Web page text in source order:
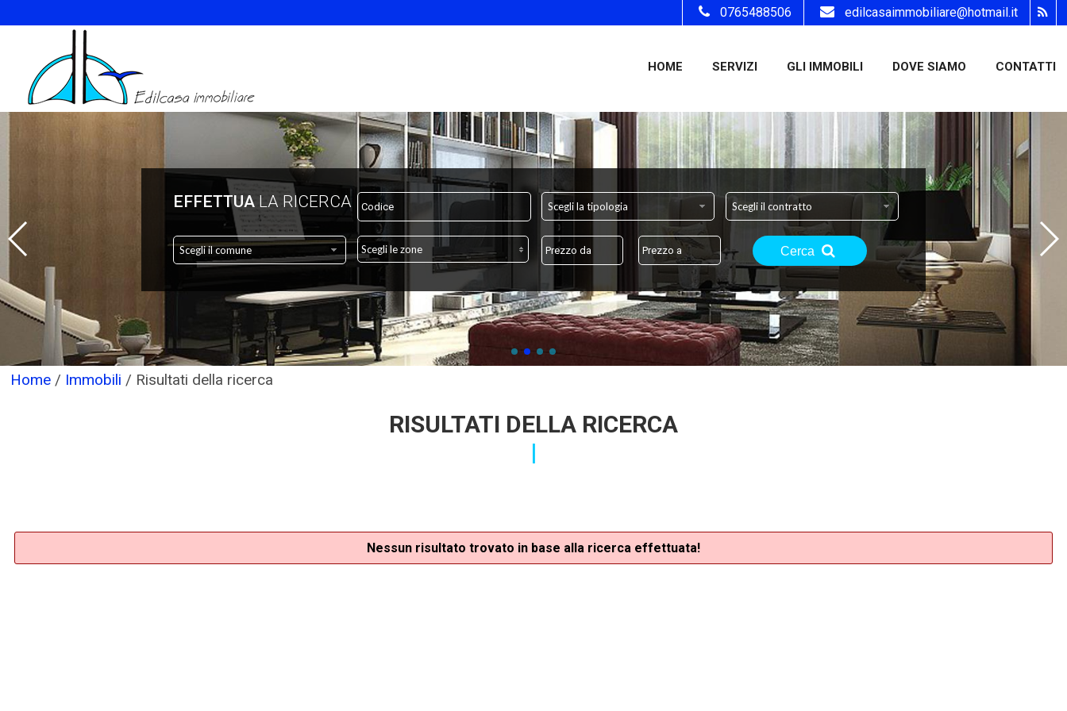
HOME SERVIZI GLI IMMOBILI DOVE SIAMO CONTATTI
edilcasaimmobiliare@hotmail.it
0765488506
EFFETTUA LA RICERCA Scegli la tipologia Scegli il contratto
Scegli il comune Scegli le zone Cerca
Home / Immobili / Risultati della ricerca
RISULTATI DELLA RICERCA
Nessun risultato trovato in base alla ricerca effettuata!